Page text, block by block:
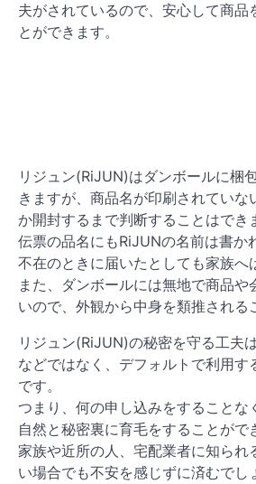
夫がされているので、安心して商品
とができます。
リジュン(RiJUN)はダンボールに梱
きますが、商品名が印刷されていな
か開封するまで判断することはでき
伝票の品名にもRiJUNの名前は書か
不在のときに届いたとしても家族へ
また、ダンボールには無地で商品や
いので、外観から中身を類推される
リジュン(RiJUN)の秘密を守る工夫
などではなく、デフォルトで利用す
です。
つまり、何の申し込みをすることな
自然と秘密裏に育毛をすることがで
家族や近所の人、宅配業者に知られ
い場合でも不安を感じずに済むでし